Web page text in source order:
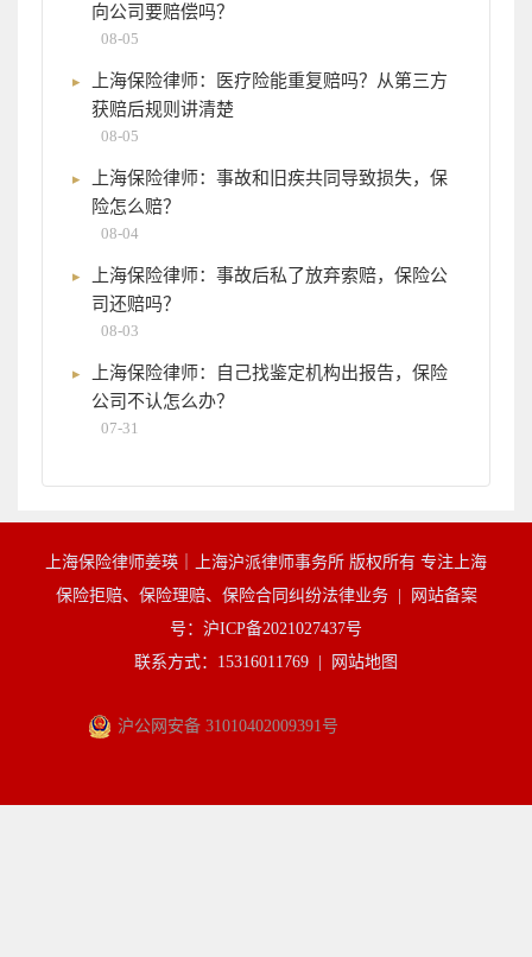
向公司要赔偿吗？
08-05
上海保险律师：医疗险能重复赔吗？从第三方
获赔后规则讲清楚
08-05
上海保险律师：事故和旧疾共同导致损失，保
险怎么赔？
08-04
上海保险律师：事故后私了放弃索赔，保险公
司还赔吗？
08-03
上海保险律师：自己找鉴定机构出报告，保险
公司不认怎么办？
07-31
上海保险律师姜瑛｜上海沪派律师事务所 版权所有 专注上海
保险拒赔、保险理赔、保险合同纠纷法律业务 |
网站备案
号：沪ICP备2021027437号
联系方式：15316011769 |
网站地图
沪公网安备 31010402009391号